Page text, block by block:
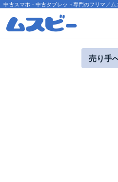
中古スマホ・中古タブレット専門のフリマ／ム
売り手